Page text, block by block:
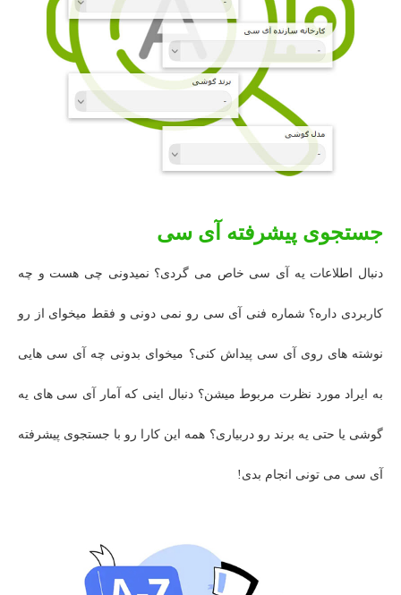
جستجوی پیشرفته آی سی
دنبال اطلاعات یه آی سی خاص می گردی؟ نمیدونی چی هست و چه
کاربردی داره؟ شماره فنی آی سی رو نمی دونی و فقط میخوای از رو
نوشته های روی آی سی پیداش کنی؟ میخوای بدونی چه آی سی هایی
به ایراد مورد نظرت مربوط میشن؟ دنبال اینی که آمار آی سی های یه
گوشی یا حتی یه برند رو دربیاری؟ همه این کارا رو با جستجوی پیشرفته
آی سی می تونی انجام بدی!